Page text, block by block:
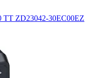
TT ZD23042-30EC00EZ